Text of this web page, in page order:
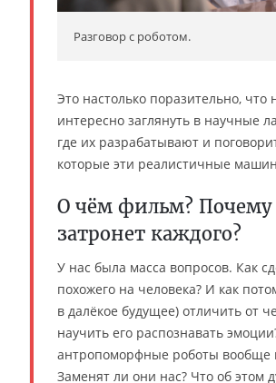
Разговор с роботом.
Это настолько поразительно, что
интересно заглянуть в научные
где их разрабатывают и
которые эти реалистичные
О чём фильм? Почему
затронет каждого?
У нас была масса вопросов. Как
похожего на человека? И как
в далёкое будущее) отличить от
научить его распознавать
антропоморфные роботы вообще
Заменят ли они нас? Что об этом